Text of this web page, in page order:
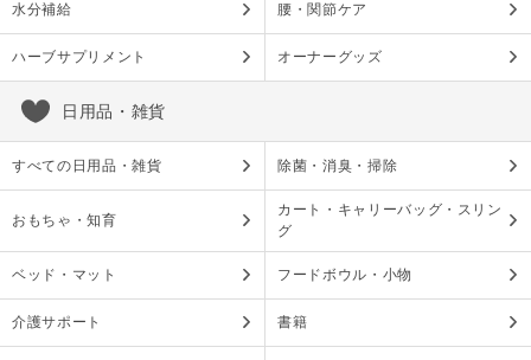
水分補給 腰・関節ケア
ハーブサプリメント オーナーグッズ
日用品・雑貨
すべての日用品・雑貨 除菌・消臭・掃除
おもちゃ・知育
カート・キャリーバッグ・スリン
グ
ベッド・マット フードボウル・小物
介護サポート 書籍